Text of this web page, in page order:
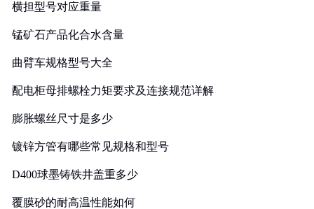
横担型号对应重量
锰矿石产品化合水含量
曲臂车规格型号大全
配电柜母排螺栓力矩要求及连接规范详解
膨胀螺丝尺寸是多少
镀锌方管有哪些常见规格和型号
D400球墨铸铁井盖重多少
覆膜砂的耐高温性能如何